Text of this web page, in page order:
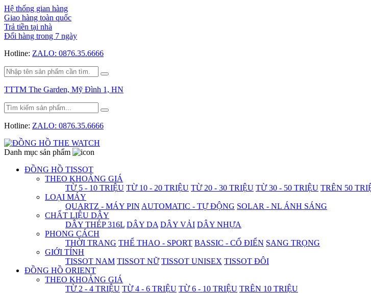
Hệ thống gian hàng
Giao hàng toàn quốc
Trả tiền tại nhà
Đổi hàng trong 7 ngày
Hotline: ZALO: 0876.35.6666
TTTM The Garden, Mỹ Đình 1, HN
Hotline: ZALO: 0876.35.6666
Danh mục sản phẩm
ĐỒNG HỒ TISSOT
THEO KHOẢNG GIÁ
TỪ 5 - 10 TRIỆU TỪ 10 - 20 TRIỆU TỪ 20 - 30 TRIỆU TỪ 30 - 50 TRIỆU TRÊN 50
LOẠI MÁY
QUARTZ - MÁY PIN AUTOMATIC - TỰ ĐỘNG SOLAR - NL ÁNH SÁNG
CHẤT LIỆU DÂY
DÂY THÉP 316L DÂY DA DÂY VẢI DÂY NHỰA
PHONG CÁCH
THỜI TRANG THỂ THAO - SPORT BASSIC - CỔ ĐIỂN SANG TRỌNG
GIỚI TÍNH
TISSOT NAM TISSOT NỮ TISSOT UNISEX TISSOT ĐÔI
ĐỒNG HỒ ORIENT
THEO KHOẢNG GIÁ
TỪ 2 - 4 TRIỆU TỪ 4 - 6 TRIỆU TỪ 6 - 10 TRIỆU TRÊN 10 TRIỆU